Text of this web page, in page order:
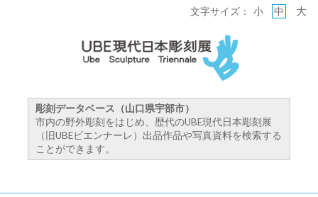
彫刻データベース（山口県宇部市）
市内の野外彫刻をはじめ、歴代のUBE現代日本彫刻展
（旧UBEビエンナーレ）出品作品や写真資料を検索する
ことができます。
文字サイズ： 小 中 大